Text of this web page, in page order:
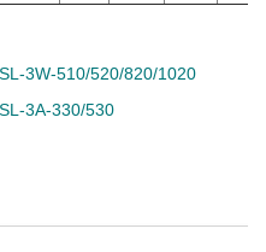
3W-510/520/820/1020
3A-330/530